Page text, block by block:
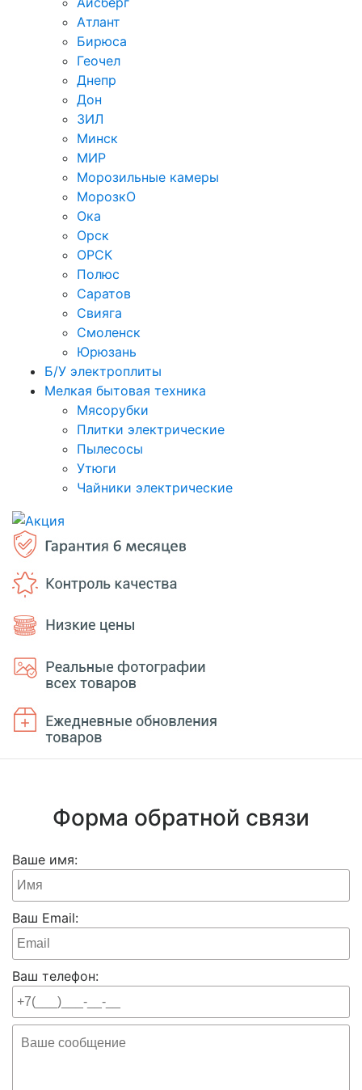
Атлант
Бирюса
Геочел
Днепр
Дон
ЗИЛ
Минск
МИР
Морозильные камеры
МорозкО
Ока
Орск
ОРСК
Полюс
Саратов
Свияга
Смоленск
Юрюзань
Б/У электроплиты
Мелкая бытовая техника
Мясорубки
Плитки электрические
Пылесосы
Утюги
Чайники электрические
Форма обратной связи
Ваше имя:
Ваш Email:
Ваш телефон: